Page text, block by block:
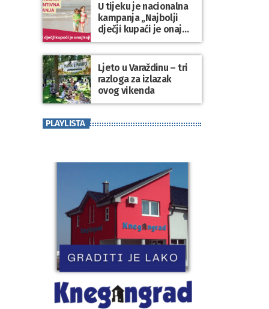
U tijeku je nacionalna
kampanja „Najbolji
dječji kupaći je onaj
koji se nosi“
Ljeto u Varaždinu – tri
razloga za izlazak
ovog vikenda
PLAYLISTA